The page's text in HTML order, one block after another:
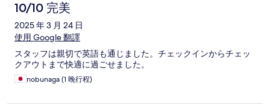
10/10 完美
2025 年 3 月 24 日
使用 Google 翻譯
スタッフは親切で英語も通じました。チェックインからチェッ
クアウトまで快適に過ごせました。
nobunaga (1 晚行程)